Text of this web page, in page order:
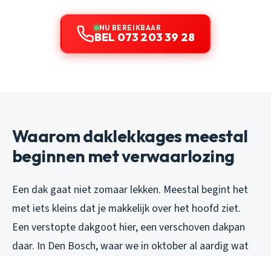
NU BEREIKBAAR
BEL 073 203 39 28
Waarom daklekkages meestal
beginnen met verwaarlozing
Een dak gaat niet zomaar lekken. Meestal begint het
met iets kleins dat je makkelijk over het hoofd ziet.
Een verstopte dakgoot hier, een verschoven dakpan
daar. In Den Bosch, waar we in oktober al aardig wat